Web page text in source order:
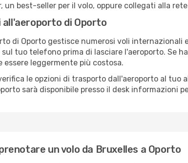
un best-seller per il volo, oppure collegati alla
all'aeroporto di Oporto
di Oporto gestisce numerosi voli
tuo telefono prima di lasciare l'aeroporto. Se
essere leggermente più costosa.
le opzioni di trasporto dall'aeroporto al tuo
sarà disponibile presso il desk informazioni
un volo da Bruxelles a Oporto